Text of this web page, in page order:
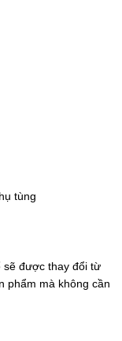
tùng
sẽ được thay đổi từ
phẩm mà không cần